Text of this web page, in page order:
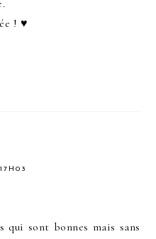
! ♥
qui sont bonnes mais sans